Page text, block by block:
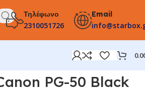
Τηλέφωνο
2310051726
Email
PG-50 Black